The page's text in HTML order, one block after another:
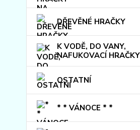
DŘEVĚNÉ HRAČKY
K VODĚ, DO VANY,
NAFUKOVACÍ HRAČKY
OSTATNÍ
* * VÁNOCE * *